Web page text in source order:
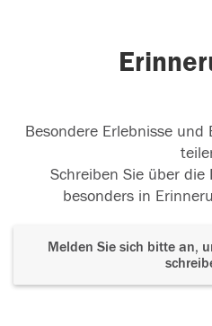
Besondere Erlebnisse
Schreiben Sie über die
besonders in
Melden Sie sich bitte an,